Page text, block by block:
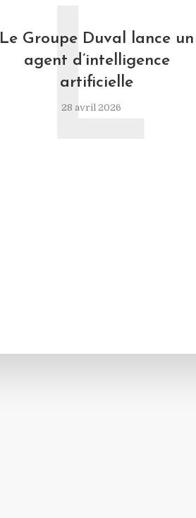
Le Groupe Duval lance un
agent d’intelligence
artificielle
28 avril 2026
L